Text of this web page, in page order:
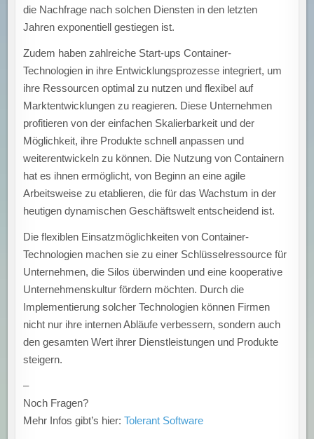
die Nachfrage nach solchen Diensten in den letzten
Jahren exponentiell gestiegen ist.
Zudem haben zahlreiche Start-ups Container-
Technologien in ihre Entwicklungsprozesse integriert, um
ihre Ressourcen optimal zu nutzen und flexibel auf
Marktentwicklungen zu reagieren. Diese Unternehmen
profitieren von der einfachen Skalierbarkeit und der
Möglichkeit, ihre Produkte schnell anpassen und
weiterentwickeln zu können. Die Nutzung von Containern
hat es ihnen ermöglicht, von Beginn an eine agile
Arbeitsweise zu etablieren, die für das Wachstum in der
heutigen dynamischen Geschäftswelt entscheidend ist.
Die flexiblen Einsatzmöglichkeiten von Container-
Technologien machen sie zu einer Schlüsselressource für
Unternehmen, die Silos überwinden und eine kooperative
Unternehmenskultur fördern möchten. Durch die
Implementierung solcher Technologien können Firmen
nicht nur ihre internen Abläufe verbessern, sondern auch
den gesamten Wert ihrer Dienstleistungen und Produkte
steigern.
–
Noch Fragen?
Mehr Infos gibt’s hier:Tolerant Software